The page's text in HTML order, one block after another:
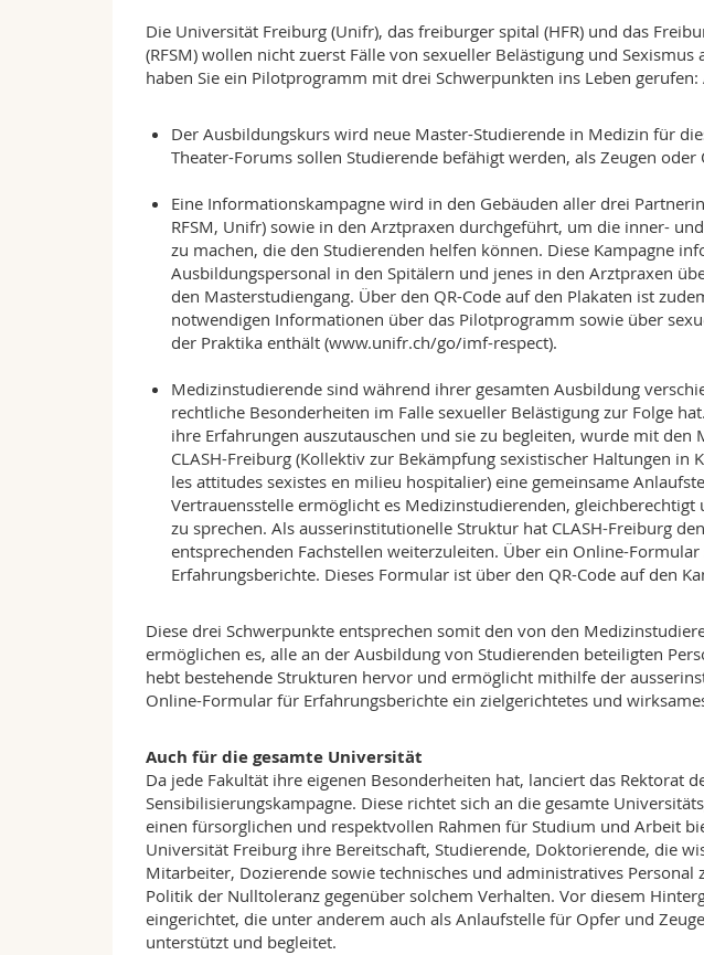
Die Universität Freiburg (Unifr), das freiburger spital (HFR) und das
(RFSM) wollen nicht zuerst Fälle von sexueller Belästigung und
haben Sie ein Pilotprogramm mit drei Schwerpunkten ins Leben
Der Ausbildungskurs wird neue Master-Studierende in Medizin für
Theater-Forums sollen Studierende befähigt werden, als Zeugen
Eine Informationskampagne wird in den Gebäuden aller drei
RFSM, Unifr) sowie in den Arztpraxen durchgeführt, um die inner-
zu machen, die den Studierenden helfen können. Diese Kampagne
Ausbildungspersonal in den Spitälern und jenes in den Arztpraxen
den Masterstudiengang. Über den QR-Code auf den Plakaten ist
notwendigen Informationen über das Pilotprogramm sowie über
der Praktika enthält (www.unifr.ch/go/imf-respect).
Medizinstudierende sind während ihrer gesamten Ausbildung
rechtliche Besonderheiten im Falle sexueller Belästigung zur Folge
ihre Erfahrungen auszutauschen und sie zu begleiten, wurde mit den
CLASH-Freiburg (Kollektiv zur Bekämpfung sexistischer Haltungen in
les attitudes sexistes en milieu hospitalier) eine gemeinsame
Vertrauensstelle ermöglicht es Medizinstudierenden,
zu sprechen. Als ausserinstitutionelle Struktur hat CLASH-Freiburg
entsprechenden Fachstellen weiterzuleiten. Über ein Online-
Erfahrungsberichte. Dieses Formular ist über den QR-Code auf den
Diese drei Schwerpunkte entsprechen somit den von den
ermöglichen es, alle an der Ausbildung von Studierenden beteiligten
hebt bestehende Strukturen hervor und ermöglicht mithilfe der
Online-Formular für Erfahrungsberichte ein zielgerichtetes und
Auch für die gesamte Universität
Da jede Fakultät ihre eigenen Besonderheiten hat, lanciert das Rektorat
Sensibilisierungskampagne. Diese richtet sich an die gesamte
einen fürsorglichen und respektvollen Rahmen für Studium und Arbeit
Universität Freiburg ihre Bereitschaft, Studierende, Doktorierende, die
Mitarbeiter, Dozierende sowie technisches und administratives
Politik der Nulltoleranz gegenüber solchem Verhalten. Vor diesem
eingerichtet, die unter anderem auch als Anlaufstelle für Opfer und
unterstützt und begleitet.